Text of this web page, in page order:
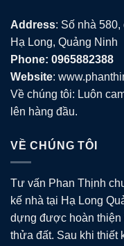
Address: Số nhà
Hạ Long, Quảng Ninh
Phone: 0965882388
Website:
Về chúng tôi: Luôn
lên hàng đầu.
VỀ CHÚNG TÔI
Tư vấn Phan Thịnh
kế nhà tại Hạ Long
dựng được hoàn thiện
thửa đất. Sau khi thiết